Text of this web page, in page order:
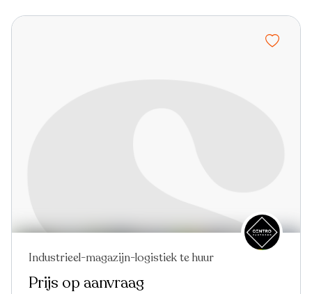
Industrieel-magazijn-logistiek te huur
Prijs op aanvraag